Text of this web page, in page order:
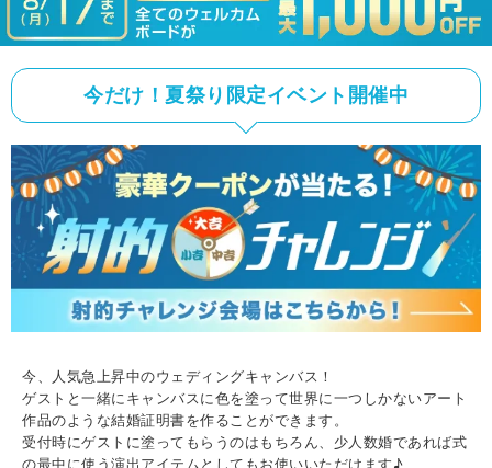
今だけ！夏祭り限定イベント開催中
今、人気急上昇中のウェディングキャンバス！
ゲストと一緒にキャンバスに色を塗って世界に一つしかないアート
作品のような結婚証明書を作ることができます。
受付時にゲストに塗ってもらうのはもちろん、少人数婚であれば式
の最中に使う演出アイテムとしてもお使いいただけます♪